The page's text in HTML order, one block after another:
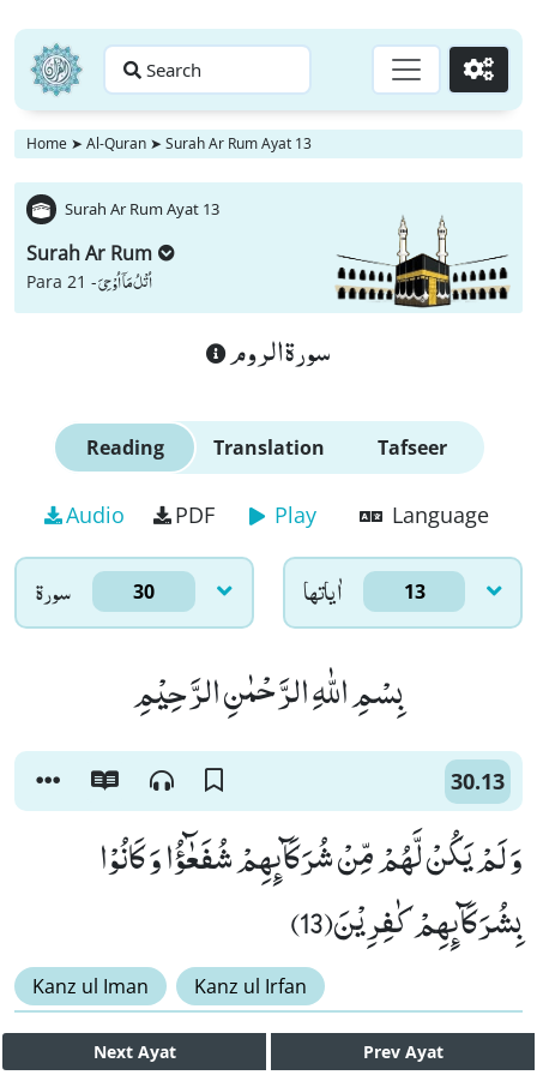
Search Go
Home ➤ Al-Quran ➤ Surah Ar Rum Ayat 13
Surah Ar Rum Ayat 13
Surah Ar Rum
Para 21 -اُتْلُ مَاۤ اُوْحِیَ
سورة الروم
Reading Translation Tafseer
Audio PDF Play Language
سورۃ 30 اٰياتها 13
بِسْمِ اللّٰهِ الرَّحْمٰنِ الرَّحِیْمِ
30.13
وَ لَمْ یَكُنْ لَّهُمْ مِّنْ شُرَكَآىٕهِمْ شُفَعٰٓؤُا وَ كَانُوْا
بِشُرَكَآىٕهِمْ كٰفِرِیْنَ(13)
Kanz ul Iman Kanz ul Irfan
Next Ayat Prev Ayat